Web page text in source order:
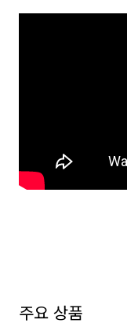
주요 상품